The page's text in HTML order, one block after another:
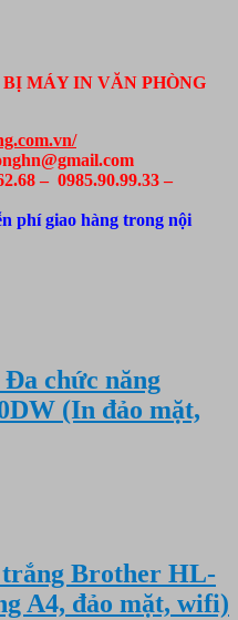
MÁY IN VĂN PHÒNG
– 0985.90.99.33 –
phí giao hàng trong nội
chức năng
(In đảo mặt,
₫.
Brother HL-
A4, đảo mặt, wifi)